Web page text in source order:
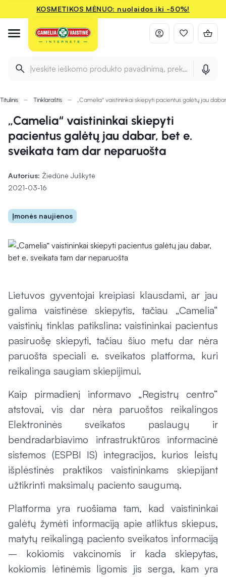
KOSMETIKOS MĖNUO: nuolaidos iki -50%!
Įveskite ieškomo produkto pavadinimą, prekės ženklą ir
Titulinis Tinklaraštis „Camelia“ vaistininkai skiepyti pacientus galėtų jau
„Camelia“ vaistininkai skiepyti
pacientus galėtų jau dabar, bet e.
sveikata tam dar neparuošta
Autorius: Žiedūnė Juškytė
2021-03-16
Įmonės naujienos
Lietuvos gyventojai kreipiasi klausdami, ar jau
galima vaistinėse skiepytis, tačiau „Camelia“
vaistinių tinklas patikslina: vaistininkai pacientus
pasiruošę skiepyti, tačiau šiuo metu dar nėra
paruošta speciali e. sveikatos platforma, kuri
reikalinga saugiam skiepijimui.
Kaip pirmadienį informavo „Registrų centro“
atstovai, vis dar nėra paruoštos reikalingos
Elektroninės sveikatos paslaugų ir
bendradarbiavimo infrastruktūros informacinė
sistemos (ESPBI IS) integracijos, kurios leistų
išplėstinės praktikos vaistininkams skiepijant
užtikrinti maksimalų paciento saugumą.
Platforma yra ruošiama tam, kad vaistininkai
galėtų žymėti informaciją apie atliktus skiepus,
matytų reikalingą paciento sveikatos informaciją
– kokiomis vakcinomis ir kada skiepytas,
kokiomis lėtinėmis ligomis jis serga, kam yra